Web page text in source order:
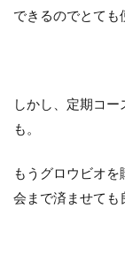
できるのでとても
しかし、定期コ
も。
もうグロウビオ
会まで済ませても